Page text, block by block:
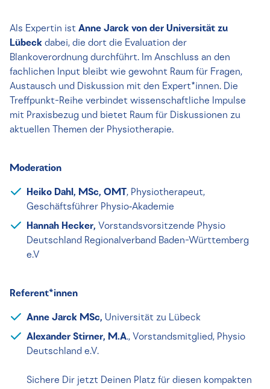
Als Expertin ist Anne Jarck von der Universität zu
Lübeck dabei, die dort die Evaluation der
Blankoverordnung durchführt. Im Anschluss an den
fachlichen Input bleibt wie gewohnt Raum für Fragen,
Austausch und Diskussion mit den Expert*innen. Die
Treffpunkt-Reihe verbindet wissenschaftliche Impulse
mit Praxisbezug und bietet Raum für Diskussionen zu
aktuellen Themen der Physiotherapie.
Moderation
Heiko Dahl, MSc, OMT , Physiotherapeut,
Geschäftsführer Physio‑Akademie
Hannah Hecker, Vorstandsvorsitzende Physio
Deutschland Regionalverband Baden-Württemberg
e.V
Referent*innen
Anne Jarck MSc, Universität zu Lübeck
Alexander Stirner, M.A., Vorstandsmitglied, Physio
Deutschland e.V.
Sichere Dir jetzt Deinen Platz für diesen kompakten